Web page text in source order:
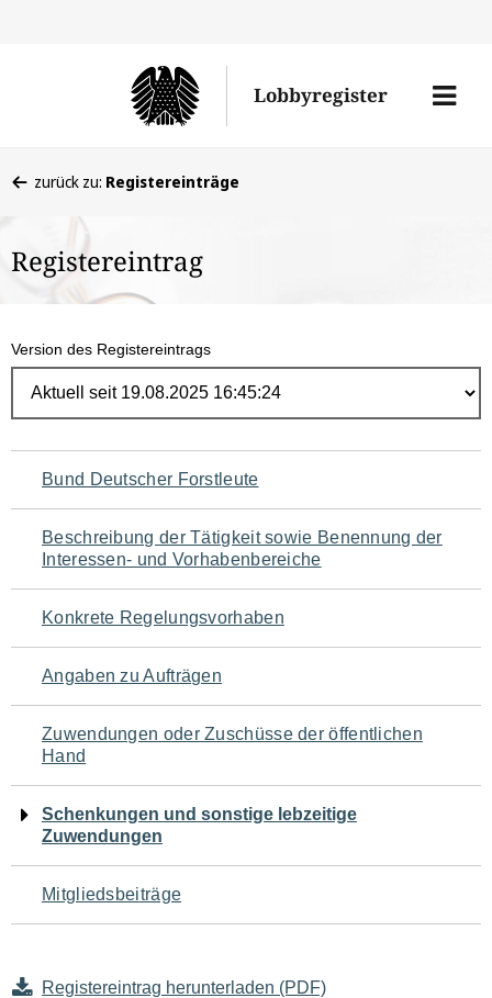
Lobbyregister
Menü
befinden
hier:
zurück zu: Registereinträge
Registereintrag
Version des Registereintrags
Navigation
für
den
Seiteninhalt
Bund Deutscher Forstleute
Beschreibung der Tätigkeit sowie Benennung der
Interessen- und Vorhabenbereiche
Konkrete Regelungsvorhaben
Angaben zu Aufträgen
Zuwendungen oder Zuschüsse der öffentlichen
Hand
Schenkungen und sonstige lebzeitige
Zuwendungen
Mitgliedsbeiträge
Registereintrag herunterladen (PDF)